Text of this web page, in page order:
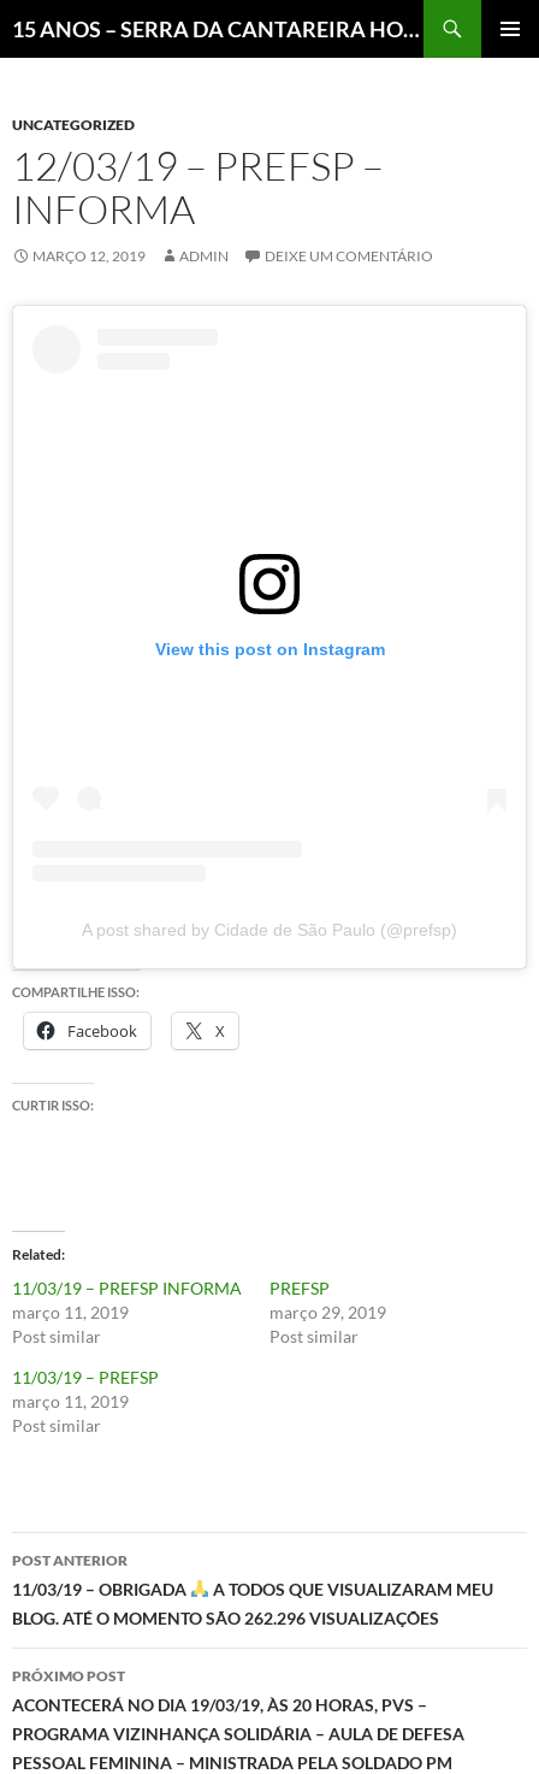
15 ANOS – SERRA DA CANTAREIRA HOJE E COTIDIANO DO BRASIL E DO MUNDO
UNCATEGORIZED
12/03/19 – PREFSP –
INFORMA
MARÇO 12, 2019 ADMIN DEIXE UM COMENTÁRIO
View this post on Instagram
A post shared by Cidade de São Paulo (@prefsp)
COMPARTILHE ISSO:
Facebook X
CURTIR ISSO:
Related
11/03/19 – PREFSP INFORMA
março 11, 2019
Post similar
PREFSP
março 29, 2019
Post similar
11/03/19 – PREFSP
março 11, 2019
Post similar
Navegação
de
posts
POST ANTERIOR
11/03/19 – OBRIGADA
A TODOS QUE VISUALIZARAM MEU
BLOG. ATÉ O MOMENTO SÃO 262.296 VISUALIZAÇÕES
PRÓXIMO POST
ACONTECERÁ NO DIA 19/03/19, ÀS 20 HORAS, PVS –
PROGRAMA VIZINHANÇA SOLIDÁRIA – AULA DE DEFESA
PESSOAL FEMININA – MINISTRADA PELA SOLDADO PM